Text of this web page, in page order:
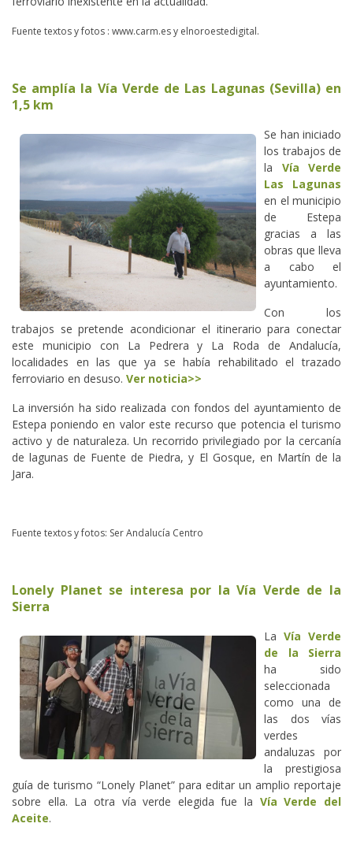
Fuente textos y fotos : www.carm.es y elnoroestedigital.
Se amplía la Vía Verde de Las Lagunas (Sevilla) en
1,5 km
Se han iniciado
los trabajos de
la Vía Verde
Las Lagunas
en el municipio
de Estepa
gracias a las
obras que lleva
a cabo el
ayuntamiento.
Con los
trabajos se pretende acondicionar el itinerario para conectar
este municipio con La Pedrera y La Roda de Andalucía,
localidades en las que ya se había rehabilitado el trazado
ferroviario en desuso. Ver noticia>>
La inversión ha sido realizada con fondos del ayuntamiento de
Estepa poniendo en valor este recurso que potencia el turismo
activo y de naturaleza. Un recorrido privilegiado por la cercanía
de lagunas de Fuente de Piedra, y El Gosque, en Martín de la
Jara.
Fuente textos y fotos: Ser Andalucía Centro
Lonely Planet se interesa por la Vía Verde de la
Sierra
La Vía Verde
de la Sierra
ha sido
seleccionada
como una de
las dos vías
verdes
andaluzas por
la prestigiosa
guía de turismo “Lonely Planet” para editar un amplio reportaje
sobre ella. La otra vía verde elegida fue la Vía Verde del
Aceite.